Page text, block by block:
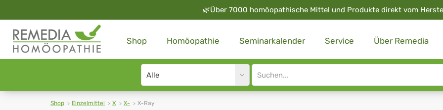
🌿Über 7000 homöopathische Mittel und Produkte direkt vom
Shop Homöopathie Seminarkalender Service Über Remedia
Search
type
Site
search
Shop Einzelmittel X X- X-Ray